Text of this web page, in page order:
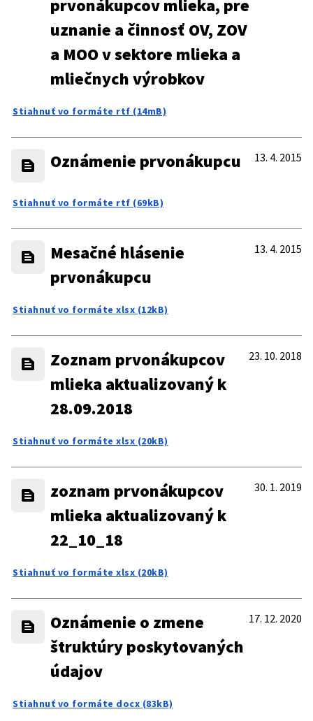
prvonákupcov mlieka, pre
uznanie a činnosť OV, ZOV
a MOO v sektore mlieka a
mliečnych výrobkov
Stiahnuť vo formáte rtf (14mB)
Oznámenie prvonákupcu 13. 4. 2015
Stiahnuť vo formáte rtf (69kB)
Mesačné hlásenie
prvonákupcu
13. 4. 2015
Stiahnuť vo formáte xlsx (12kB)
Zoznam prvonákupcov
mlieka aktualizovaný k
28.09.2018
23. 10. 2018
Stiahnuť vo formáte xlsx (20kB)
zoznam prvonákupcov
mlieka aktualizovaný k
22_10_18
30. 1. 2019
Stiahnuť vo formáte xlsx (20kB)
Oznámenie o zmene
štruktúry poskytovaných
údajov
17. 12. 2020
Stiahnuť vo formáte docx (83kB)